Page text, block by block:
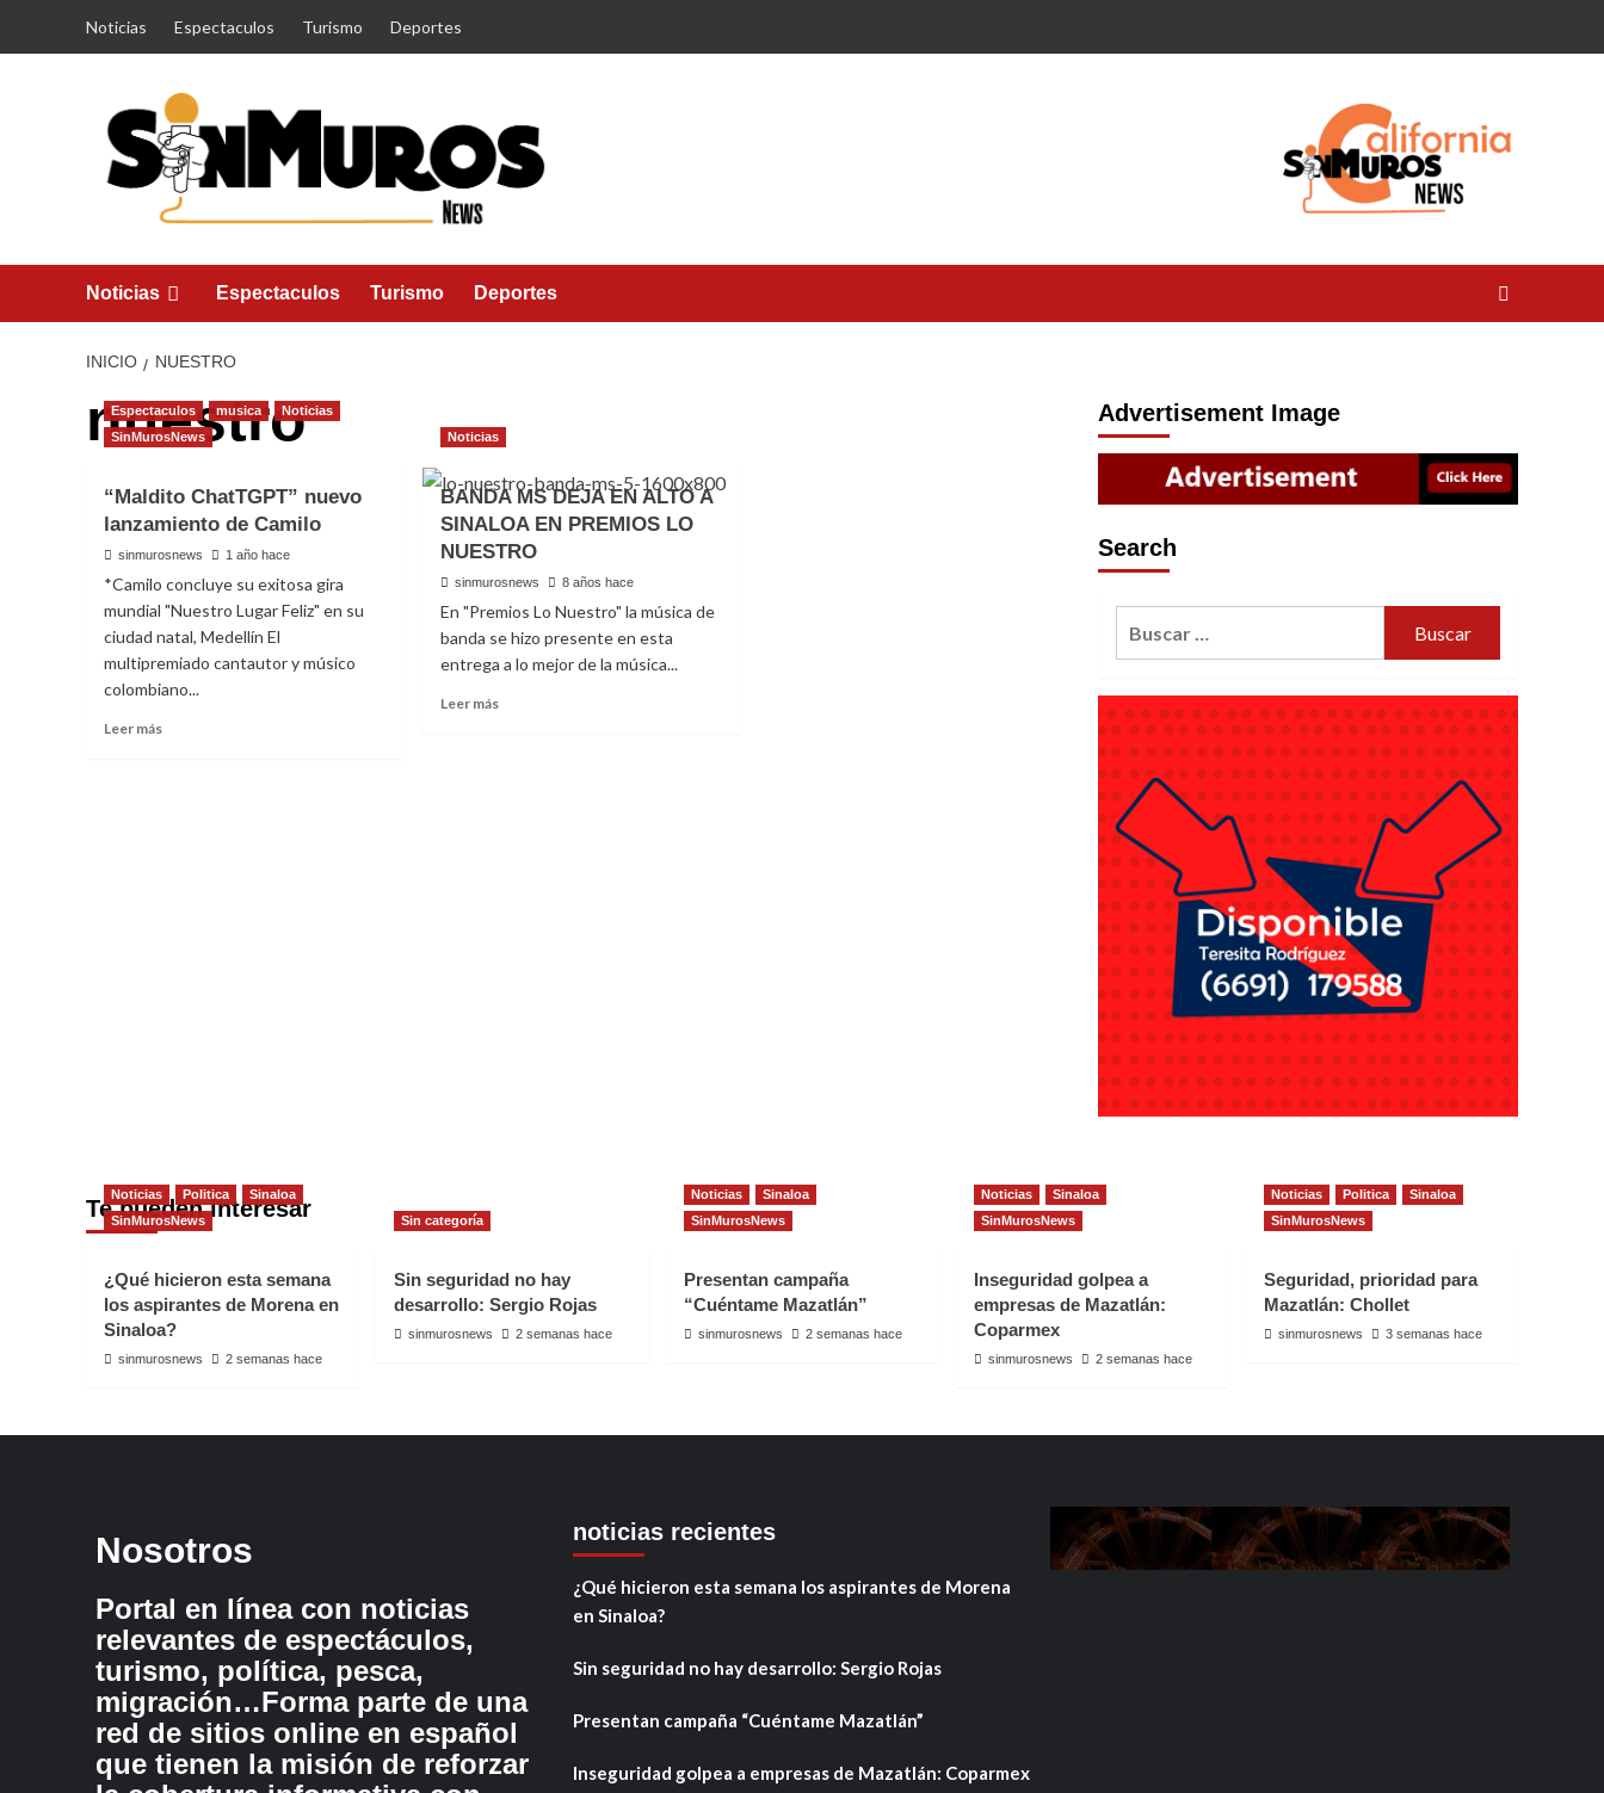
Noticias Espectaculos Turismo Deportes
Noticias Espectaculos Turismo Deportes
INICIO NUESTRO
nuestro
Espectaculos musica
Noticias
SinMurosNews
“Maldito ChatTGPT” nuevo
lanzamiento de Camilo
sinmurosnews 1 año hace
*Camilo concluye su exitosa gira
mundial "Nuestro Lugar Feliz" en su
ciudad natal, Medellín El
multipremiado cantautor y músico
colombiano...
Leer más
Noticias
BANDA MS DEJA EN ALTO A
SINALOA EN PREMIOS LO
NUESTRO
sinmurosnews 8 años hace
En "Premios Lo Nuestro" la música de
banda se hizo presente en esta
entrega a lo mejor de la música...
Leer más
Advertisement Image
Search
Te pueden interesar
Noticias Politica
Sinaloa
SinMurosNews
¿Qué hicieron esta semana
los aspirantes de Morena en
Sinaloa?
sinmurosnews 2 semanas hace
Sin categoría
Sin seguridad no hay
desarrollo: Sergio Rojas
sinmurosnews 2 semanas hace
Noticias
Sinaloa
SinMurosNews
Presentan campaña
“Cuéntame Mazatlán”
sinmurosnews 2 semanas hace
Noticias
Sinaloa
SinMurosNews
Inseguridad golpea a
empresas de Mazatlán:
Coparmex
sinmurosnews 2 semanas hace
Noticias Politica
Sinaloa
SinMurosNews
Seguridad, prioridad para
Mazatlán: Chollet
sinmurosnews 3 semanas hace
Nosotros
Portal en línea con noticias
relevantes de espectáculos,
turismo, política, pesca,
migración…Forma parte de una
red de sitios online en español
que tienen la misión de reforzar
noticias recientes
¿Qué hicieron esta semana los aspirantes de Morena
en Sinaloa?
Sin seguridad no hay desarrollo: Sergio Rojas
Presentan campaña “Cuéntame Mazatlán”
Inseguridad golpea a empresas de Mazatlán: Coparmex